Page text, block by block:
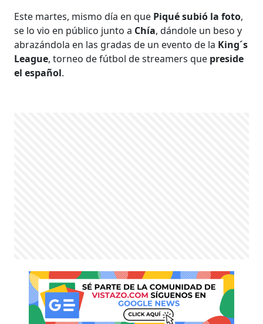
Este martes, mismo día en que Piqué subió la foto,
se lo vio en público junto a Chía, dándole un beso y
abrazándola en las gradas de un evento de la King´s
League, torneo de fútbol de streamers que preside
el español.